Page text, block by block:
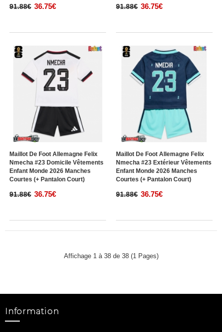
91.88€ 36.75€ 91.88€ 36.75€
Maillot De Foot Allemagne Felix
Nmecha #23 Domicile Vêtements
Enfant Monde 2026 Manches
Courtes (+ Pantalon Court)
91.88€ 36.75€
Maillot De Foot Allemagne Felix
Nmecha #23 Extérieur Vêtements
Enfant Monde 2026 Manches
Courtes (+ Pantalon Court)
91.88€ 36.75€
Affichage 1 à 38 de 38 (1 Pages)
Information